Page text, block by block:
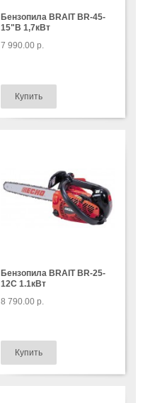
Бензопила BRAIT BR-45-
15"В 1,7кВт
7 990.00 р.
Бензопила BRAIT BR-25-
12C 1.1кВт
8 790.00 р.